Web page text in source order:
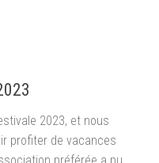
2023, et nous
profiter de vacances
préférée a pu...